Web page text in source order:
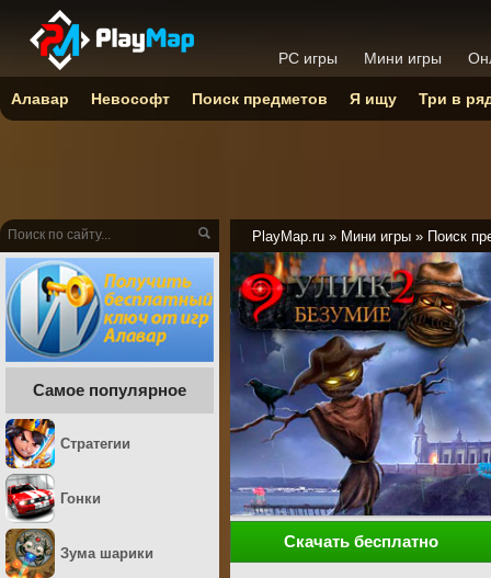
PlayMap.ru » Мини игры » Поиск
Скачать бесплатно
Самое популярное
Стратегии
Гонки
Зума шарики
PC игры Мини игры
Алавар Невософт Поиск предметов Я ищу Три в